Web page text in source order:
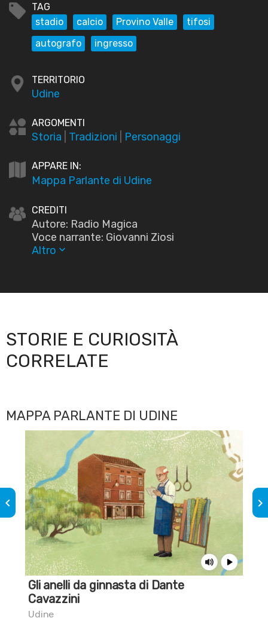
TAG
stadio
calcio Provino Valle
tifosi
autografo
ingresso
TERRITORIO
Udine
ARGOMENTI
Storia Tradizioni Personaggi
APPARE IN:
Mappa Parlante di Udine
CREDITI
Autore: Radio Magica
Voce narrante: Giovanni Ziosi
Altro keyboard_arrow_down
STORIE E CURIOSITÀ
CORRELATE
MAPPA PARLANTE DI UDINE
Gli anelli da ginnasta di Dante
Cavazzini
Udine
keyboard_arrow_left keyboard_arrow_right